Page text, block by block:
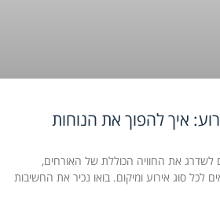
איך להפוך את הנוחות
לשדרג את החוויה הכוללת של האורחים,
לכל סוג אירוע ומיקום. בואו נכיר את החשיבות